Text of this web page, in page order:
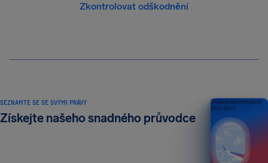
Zkontrolovat odškodnění
SEZNAMTE SE SE SVÝMI PRÁVY
Získejte našeho snadného průvodce
Znejte práva cestujících
2026 EDICE